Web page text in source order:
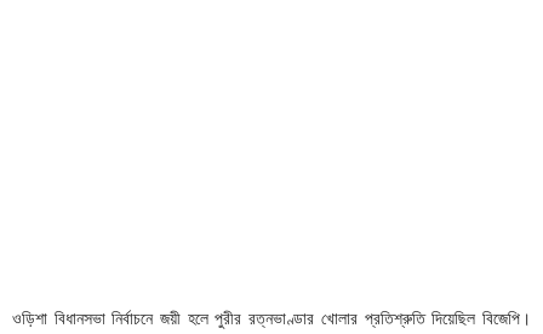
ওড়িশা বিধানসভা নির্বাচনে জয়ী হলে পুরীর রত্নভাণ্ডার খোলার প্রতিশ্রুতি দিয়েছিল বিজেপি।